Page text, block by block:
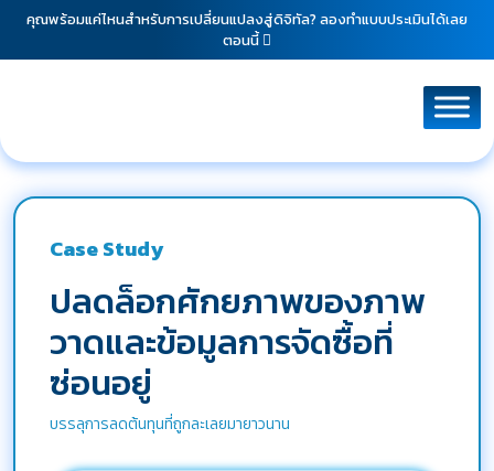
คุณพร้อมแค่ไหนสำหรับการเปลี่ยนแปลงสู่ดิจิทัล? ลองทำแบบประเมินได้เลย
ตอนนี้
Case Study
ปลดล็อกศักยภาพของภาพ
วาดและข้อมูลการจัดซื้อที่
ซ่อนอยู่
บรรลุการลดต้นทุนที่ถูกละเลยมายาวนาน